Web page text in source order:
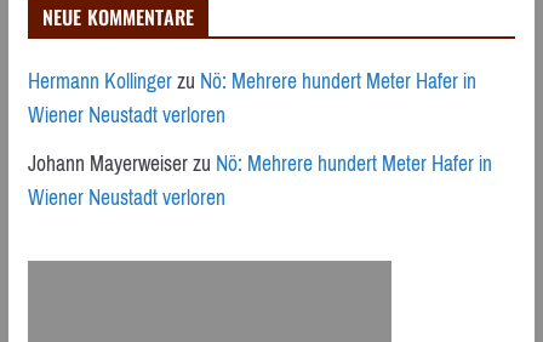
NEUE KOMMENTARE
Hermann KollingerzuNö: Mehrere hundert Meter Hafer in
Wiener Neustadt verloren
Johann MayerweiserzuNö: Mehrere hundert Meter Hafer in
Wiener Neustadt verloren